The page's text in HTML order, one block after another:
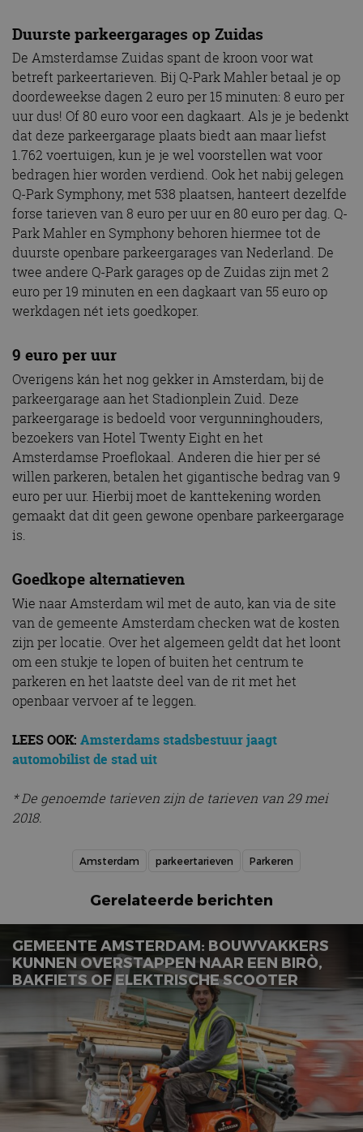
Duurste parkeergarages op Zuidas
De Amsterdamse Zuidas spant de kroon voor wat
betreft parkeertarieven. Bij Q-Park Mahler betaal je op
doordeweekse dagen 2 euro per 15 minuten: 8 euro per
uur dus! Of 80 euro voor een dagkaart. Als je je bedenkt
dat deze parkeergarage plaats biedt aan maar liefst
1.762 voertuigen, kun je je wel voorstellen wat voor
bedragen hier worden verdiend. Ook het nabij gelegen
Q-Park Symphony, met 538 plaatsen, hanteert dezelfde
forse tarieven van 8 euro per uur en 80 euro per dag. Q-
Park Mahler en Symphony behoren hiermee tot de
duurste openbare parkeergarages van Nederland. De
twee andere Q-Park garages op de Zuidas zijn met 2
euro per 19 minuten en een dagkaart van 55 euro op
werkdagen nét iets goedkoper.
9 euro per uur
Overigens kán het nog gekker in Amsterdam, bij de
parkeergarage aan het Stadionplein Zuid. Deze
parkeergarage is bedoeld voor vergunninghouders,
bezoekers van Hotel Twenty Eight en het
Amsterdamse Proeflokaal. Anderen die hier per sé
willen parkeren, betalen het gigantische bedrag van 9
euro per uur. Hierbij moet de kanttekening worden
gemaakt dat dit geen gewone openbare parkeergarage
is.
Goedkope alternatieven
Wie naar Amsterdam wil met de auto, kan via de site
van de gemeente Amsterdam checken wat de kosten
zijn per locatie. Over het algemeen geldt dat het loont
om een stukje te lopen of buiten het centrum te
parkeren en het laatste deel van de rit met het
openbaar vervoer af te leggen.
LEES OOK: Amsterdams stadsbestuur jaagt
automobilist de stad uit
* De genoemde tarieven zijn de tarieven van 29 mei
2018.
Amsterdam parkeertarieven Parkeren
Gerelateerde berichten
GEMEENTE AMSTERDAM: BOUWVAKKERS
KUNNEN OVERSTAPPEN NAAR EEN BIRÒ,
BAKFIETS OF ELEKTRISCHE SCOOTER